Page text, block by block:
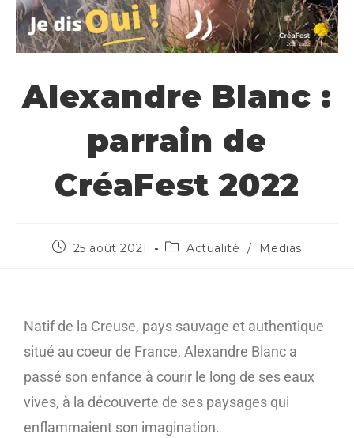
Alexandre Blanc :
parrain de
CréaFest 2022
25 août 2021 Actualité / Medias
Natif de la Creuse, pays sauvage et authentique
situé au coeur de France, Alexandre Blanc a
passé son enfance à courir le long de ses eaux
vives, à la découverte de ses paysages qui
enflammaient son imagination.